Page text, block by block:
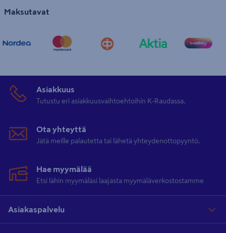
Päätypontattu raakapontti muodostaa huopakatolle yhtenäisen ja
tasaisen alustan. Päätyponttaus mahdollistaa laudoituksen
muodostuu vähemmän hukkaa kuin perinteistä lautaa käytettäessä.
K-Raudan laajasta valikoimasta löydät laadukkaat PROF-sahatavarat.
tuotteet ovat aina laadukasta puutavaraa. K-Raudasta ostat myös
Maksutavat
Asiakkuus
Tutustu eri asiakkuusvaihtoehtoihin K-Raudassa.
Ota yhteyttä
Jätä meille palautetta tai lähetä yhteydenottopyyntö.
Hae myymälää
Etsi lähin myymäläsi laajasta myymäläverkostostamme
Asiakaspalvelu